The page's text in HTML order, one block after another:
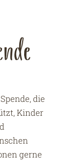
die
Kinder
gerne